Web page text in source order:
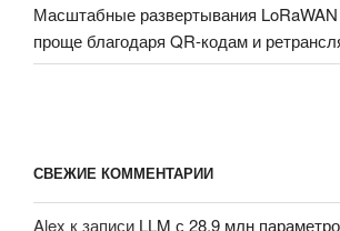
Масштабные развертывания LoRaWAN
проще благодаря QR-кодам и
СВЕЖИЕ КОММЕНТАРИИ
Alex к записи LLM с 28,9 млн